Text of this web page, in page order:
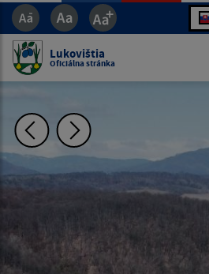
Lukovištia
Oficiálna stránka